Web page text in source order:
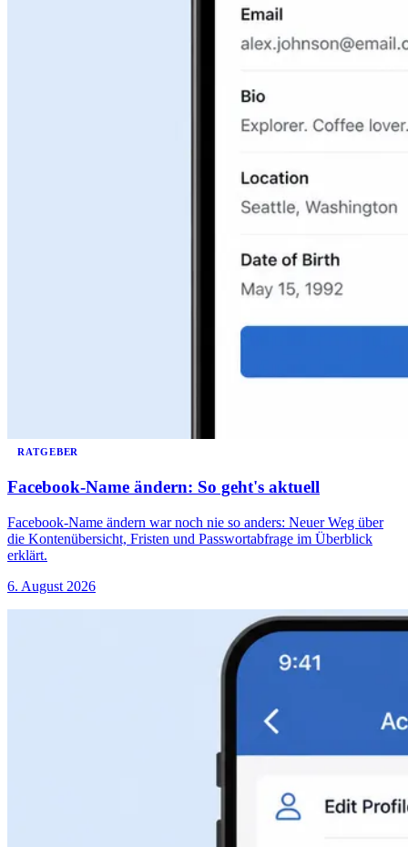
RATGEBER
Facebook-Name ändern: So geht's aktuell
Facebook-Name ändern war noch nie so anders: Neuer Weg über
die Kontenübersicht, Fristen und Passwortabfrage im Überblick
erklärt.
6. August 2026